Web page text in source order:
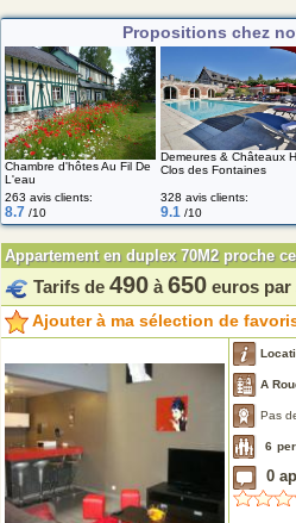
Propositions chez
Chambre d'hôtes Au Fil De
L'eau
Demeures & Châteaux
Clos des Fontaines
263 avis clients:
8.7 /10
328 avis clients:
9.1 /10
Appartement en duplex 70M2 proche
Tarifs de 490 à 650 euros par
Ajouter à ma sélection de
A
Pas
6
0